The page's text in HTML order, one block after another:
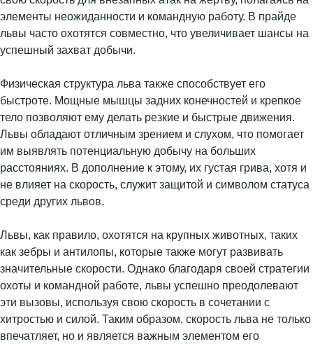
элементы неожиданности и командную работу. В прайде
львы часто охотятся совместно, что увеличивает шансы на
успешный захват добычи.
Физическая структура льва также способствует его
быстроте. Мощные мышцы задних конечностей и крепкое
тело позволяют ему делать резкие и быстрые движения.
Львы обладают отличным зрением и слухом, что помогает
им выявлять потенциальную добычу на больших
расстояниях. В дополнение к этому, их густая грива, хотя и
не влияет на скорость, служит защитой и символом статуса
среди других львов.
Львы, как правило, охотятся на крупных животных, таких
как зебры и антилопы, которые также могут развивать
значительные скорости. Однако благодаря своей стратегии
охоты и командной работе, львы успешно преодолевают
эти вызовы, используя свою скорость в сочетании с
хитростью и силой. Таким образом, скорость льва не только
впечатляет, но и является важным элементом его